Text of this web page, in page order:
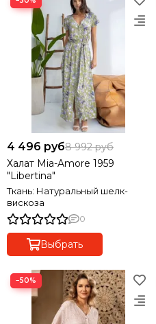
4 496 руб8 992 руб
Халат Mia-Amore 1959
"Libertina"
Ткань: Натуральный шелк-
вискоза
0
Выбрать
−50%